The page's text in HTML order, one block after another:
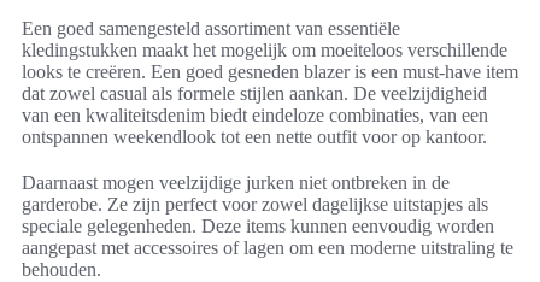
Een goed samengesteld assortiment van essentiële
kledingstukken maakt het mogelijk om moeiteloos verschillende
looks te creëren. Een goed gesneden blazer is een must-have item
dat zowel casual als formele stijlen aankan. De veelzijdigheid
van een kwaliteitsdenim biedt eindeloze combinaties, van een
ontspannen weekendlook tot een nette outfit voor op kantoor.
Daarnaast mogen veelzijdige jurken niet ontbreken in de
garderobe. Ze zijn perfect voor zowel dagelijkse uitstapjes als
speciale gelegenheden. Deze items kunnen eenvoudig worden
aangepast met accessoires of lagen om een moderne uitstraling te
behouden.